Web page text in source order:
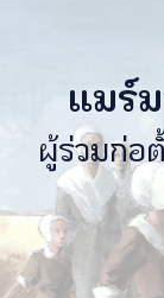
แมร์
ผู้ร่วมก่อ